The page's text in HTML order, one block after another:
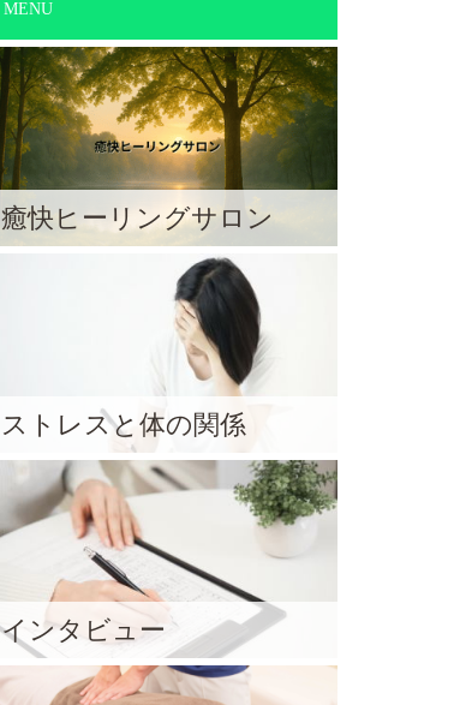
MENU
癒快ヒーリングサロン
ストレスと体の関係
インタビュー